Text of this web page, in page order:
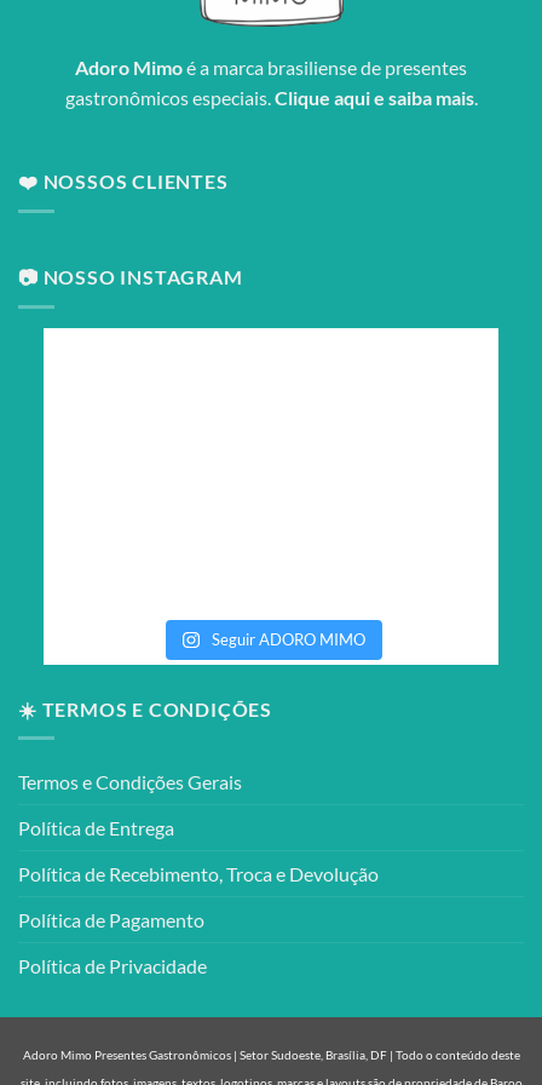
Adoro Mimoé a marca brasiliense de presentes
gastronômicos especiais. Clique aqui e saiba mais.
❤️ NOSSOS CLIENTES
📷 NOSSO INSTAGRAM
Seguir ADORO MIMO
☀️ TERMOS E CONDIÇÕES
Termos e Condições Gerais
Política de Entrega
Política de Recebimento, Troca e Devolução
Política de Pagamento
Política de Privacidade
Adoro Mimo Presentes Gastronômicos | Setor Sudoeste, Brasília, DF | Todo o conteúdo deste